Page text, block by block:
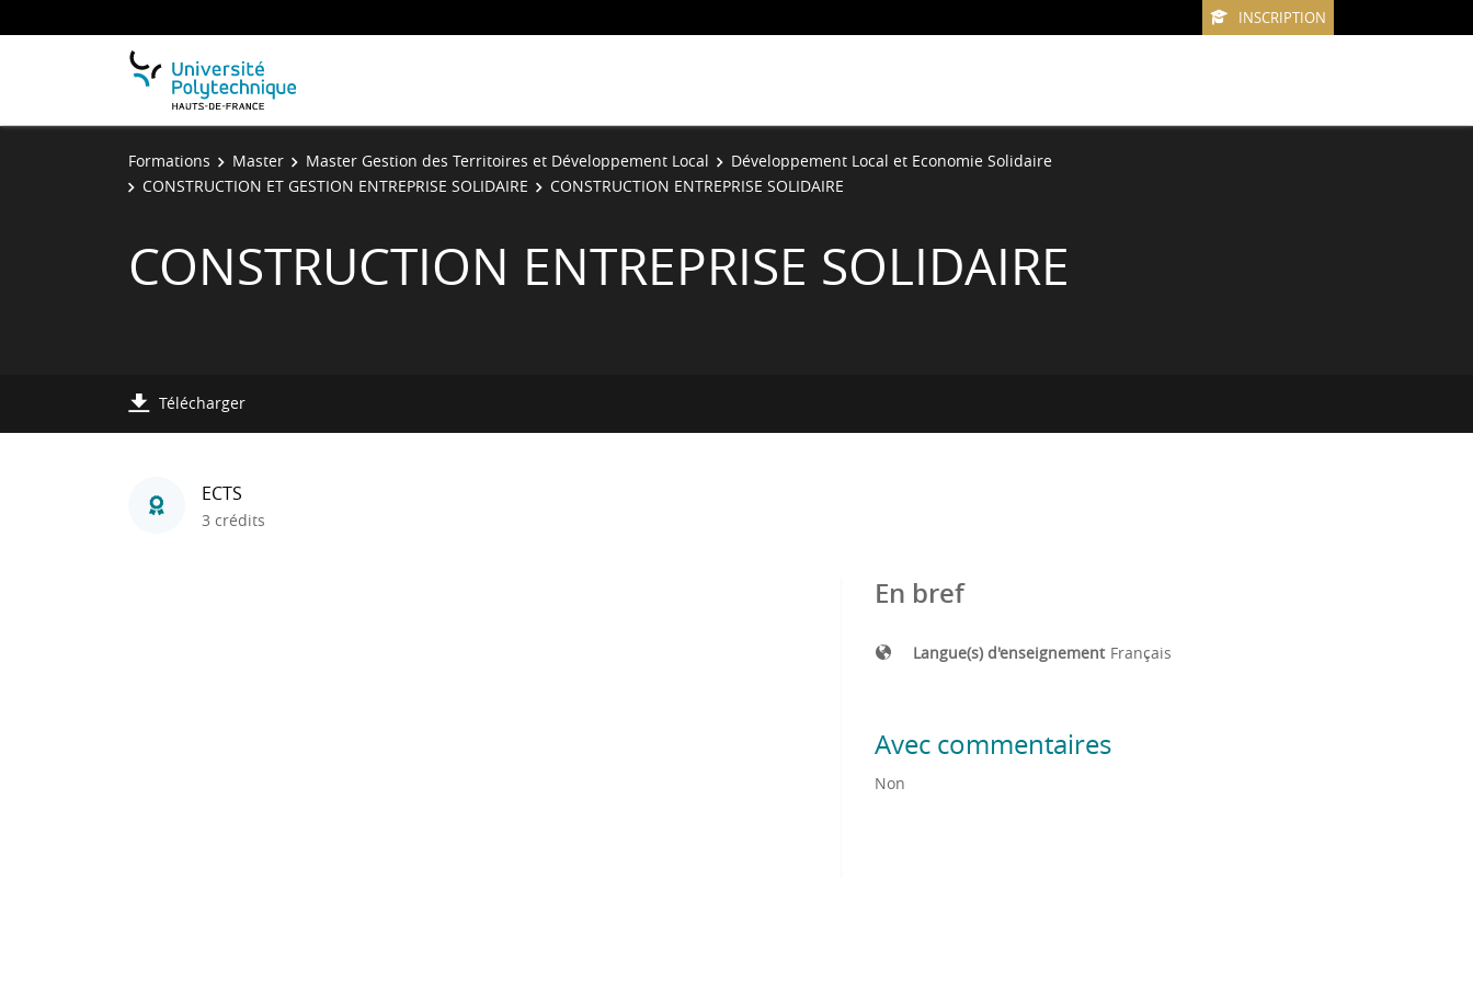
INSCRIPTION
Formations Master Master Gestion des Territoires et Développement Local
Développement Local et Economie Solidaire
CONSTRUCTION ET GESTION ENTREPRISE SOLIDAIRE
CONSTRUCTION ENTREPRISE SOLIDAIRE
CONSTRUCTION ENTREPRISE SOLIDAIRE
Télécharger
ECTS
3 crédits
En bref
Langue(s) d'enseignement Français
Avec commentaires
Non